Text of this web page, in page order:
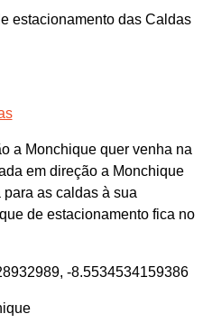
estacionamento das Caldas
a Monchique quer venha na
em direção a Monchique
as caldas à sua
de estacionamento fica no
-8.5534534159386